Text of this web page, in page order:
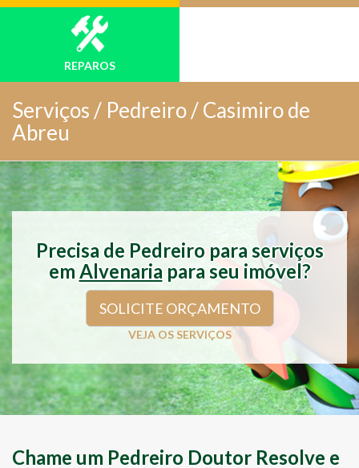
REPAROS
Serviços / Pedreiro / Casimiro de
Abreu
Precisa de Pedreiro para serviços
em Alvenaria para seu imóvel?
SOLICITE ORÇAMENTO
VEJA OS SERVIÇOS
Chame um Pedreiro Doutor Resolve e